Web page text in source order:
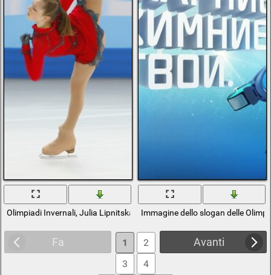
Olimpiadi Invernali, Julia LipnitskayaImmagine dello slogan delle
Fa Avanti
1
2
3
4